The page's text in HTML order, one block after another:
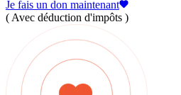
Je fais un don maintenant
( Avec déduction d'impôts )